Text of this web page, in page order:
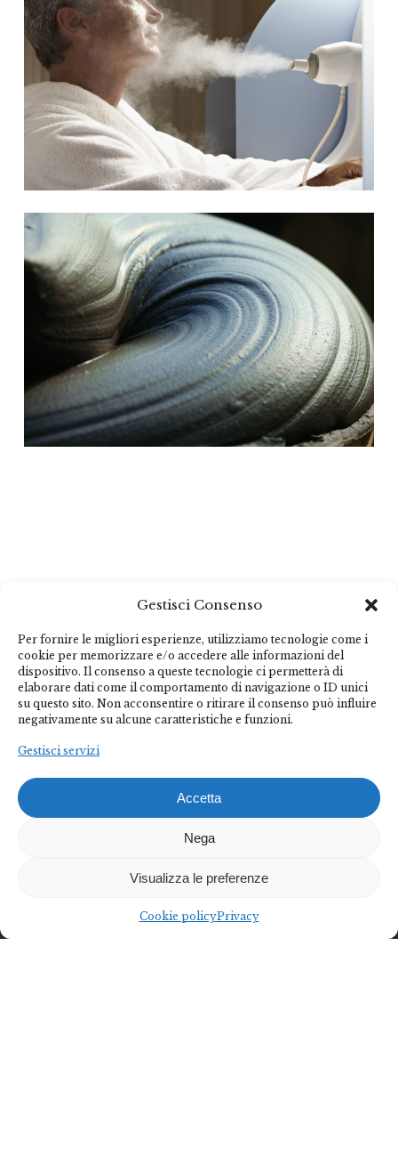
Gestisci Consenso
Per fornire le migliori esperienze, utilizziamo tecnologie come i
cookie per memorizzare e/o accedere alle informazioni del
dispositivo. Il consenso a queste tecnologie ci permetterà di
elaborare dati come il comportamento di navigazione o ID unici
su questo sito. Non acconsentire o ritirare il consenso può influire
negativamente su alcune caratteristiche e funzioni.
Gestisci servizi
Accetta
Nega
Visualizza le preferenze
Cookie policyPrivacy